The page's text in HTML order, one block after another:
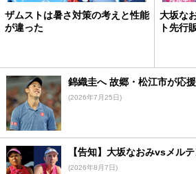
ザムストは暑さ対策の考えと性能
が違った
大坂な
ト先行
錦織圭へ 故郷・松江市が応
(2026年7月25日)
【告知】大坂なおみvsメル
(2026年8月7日)